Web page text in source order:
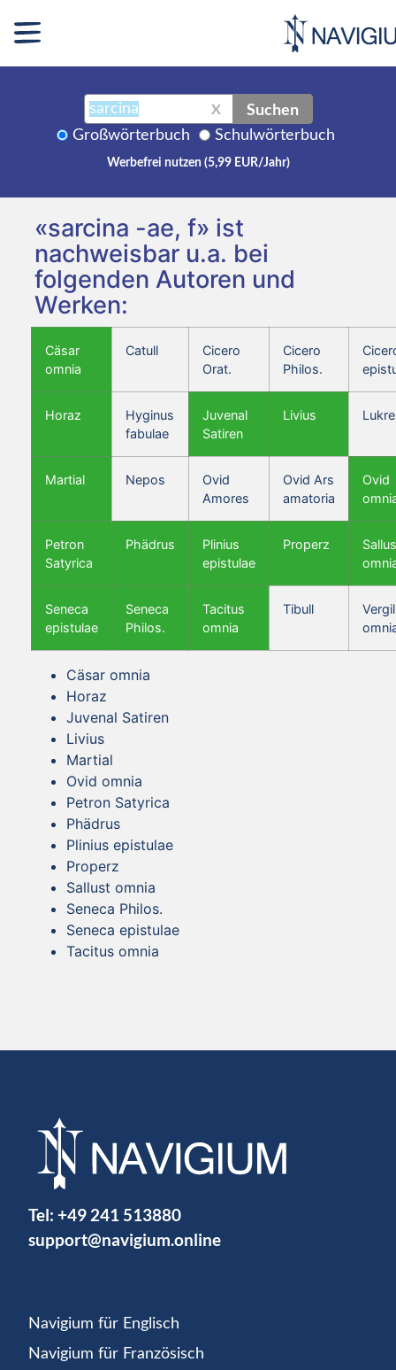
X Suchen
Großwörterbuch Schulwörterbuch
Werbefrei nutzen (5,99 EUR/Jahr)
«sarcina -ae, f» ist
nachweisbar u.a. bei
folgenden Autoren und
Werken:
Cäsar
omnia
Catull
Cicero
Orat.
Cicero
Philos.
Horaz
Hyginus
fabulae
Juvenal
Satiren
Livius
Martial Nepos
Ovid
Amores
Ovid Ars
amatoria
Ovid
Petron
Satyrica
Phädrus
Plinius
epistulae
Properz
Seneca
epistulae
Seneca
Philos.
Tacitus
omnia
Tibull
Vergil
Cäsar omnia
Horaz
Juvenal Satiren
Livius
Martial
Ovid omnia
Petron Satyrica
Phädrus
Plinius epistulae
Properz
Sallust omnia
Seneca Philos.
Seneca epistulae
Tacitus omnia
Tel: +49 241 513880
support@navigium.online
Navigium für Englisch
Navigium für Französisch